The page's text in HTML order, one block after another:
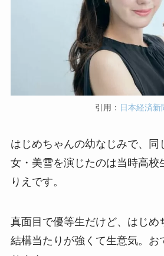
引用： 日本経済新
はじめちゃんの幼なじみで、同
女・美雪を演じたのは当時高校
りえです。
真面目で優等生だけど、はじめ
結構当たりが強くて生意気。お